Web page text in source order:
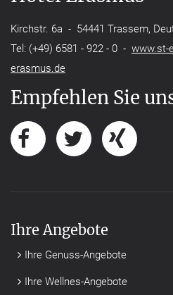
Kirchstr. 6a - 54441 Trassem,
Tel: (+49) 6581 - 922 - 0 - www.st-
erasmus.de
Empfehlen Sie
Ihre Angebote
Ihre Genuss-Angebote
Ihre Wellnes-Angebote